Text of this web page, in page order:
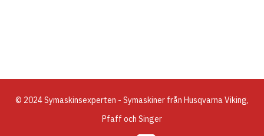
© 2024 Symaskinsexperten - Symaskiner från Husqvarna Viking,
Pfaff och Singer